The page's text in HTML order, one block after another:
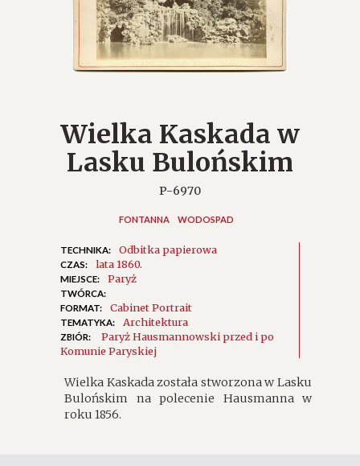
Wielka Kaskada w
Lasku Bulońskim
P-6970
FONTANNA WODOSPAD
TECHNIKA: Odbitka papierowa
CZAS: lata 1860.
MIEJSCE: Paryż
TWÓRCA:
FORMAT:
Cabinet Portrait
TEMATYKA: Architektura
ZBIÓR:
Paryż Hausmannowski przed i po
Komunie Paryskiej
Wielka Kaskada została stworzona w Lasku
Bulońskim na polecenie Hausmanna w
roku 1856.